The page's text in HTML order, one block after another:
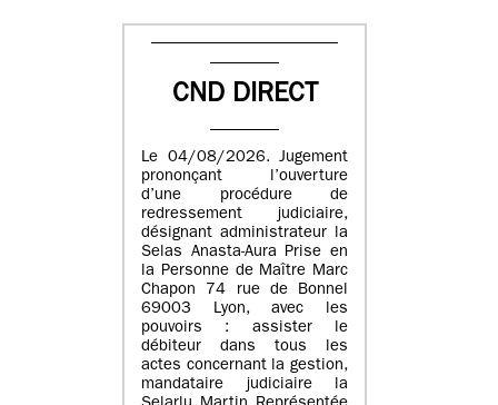
CND DIRECT
Le 04/08/2026. Jugement
prononçant l’ouverture
d’une procédure de
redressement judiciaire,
désignant administrateur la
Selas Anasta-Aura Prise en
la Personne de Maître Marc
Chapon 74 rue de Bonnel
69003 Lyon, avec les
pouvoirs : assister le
débiteur dans tous les
actes concernant la gestion,
mandataire judiciaire la